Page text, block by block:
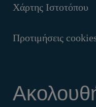
Χάρτης Ιστοτόπου
Προτιμήσεις